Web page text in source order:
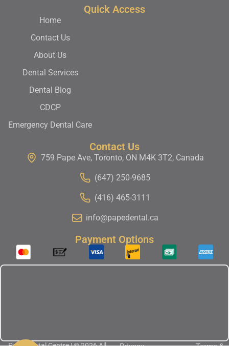
Quick Access
Home
Contact Us
About Us
Dental Services
Dental Blog
CDCP
Emergency Dental Care
Contact Us
759 Pape Ave, Toronto, ON M4K 3T2, Canada
(647) 250-9685
(416) 465-3111
info@papedental.ca
Payment Options